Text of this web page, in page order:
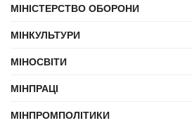
МІНІСТЕРСТВО ОБОРОНИ
МІНКУЛЬТУРИ
МІНОСВІТИ
МІНПРАЦІ
МІНПРОМПОЛІТИКИ